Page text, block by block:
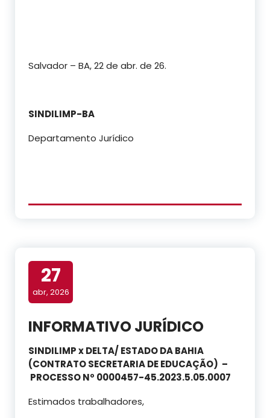
Salvador – BA, 22 de abr. de 26.
SINDILIMP-BA
Departamento Jurídico
27
abr, 2026
INFORMATIVO JURÍDICO
SINDILIMP x DELTA/ ESTADO DA BAHIA
(CONTRATO SECRETARIA DE EDUCAÇÃO) –
PROCESSO Nº 0000457-45.2023.5.05.0007
Estimados trabalhadores,